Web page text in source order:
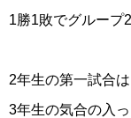
1勝1敗でグループ
2年生の第一試合
3年生の気合の入